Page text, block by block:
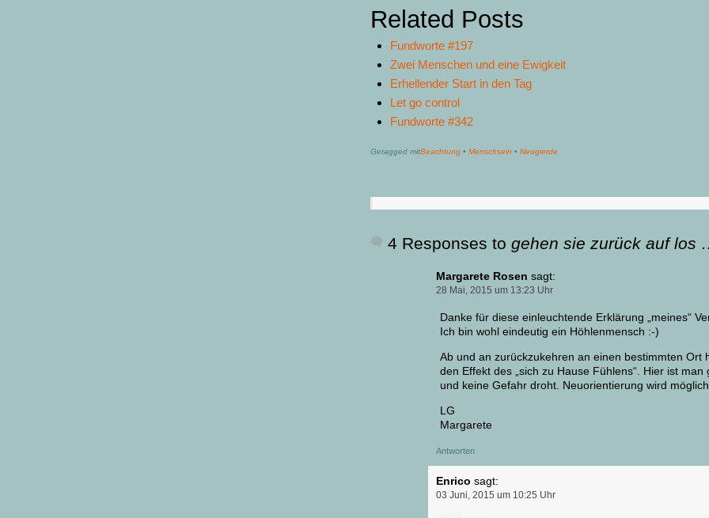
Related Posts
Fundworte #197
Zwei Menschen und eine Ewigkeit
Erhellender Start in den Tag
Let go control
Fundworte #342
Getagged mitBeachtung • Menschsein • Neugierde
4 Responses to gehen sie zurück auf los
Margarete Rosen sagt:
28 Mai, 2015 um 13:23 Uhr
Danke für diese einleuchtende Erklärung „meines“
Ich bin wohl eindeutig ein Höhlenmensch :-)
Ab und an zurückzukehren an einen bestimmten Ort
den Effekt des „sich zu Hause Fühlens“. Hier ist man
und keine Gefahr droht. Neuorientierung wird möglich.
LG
Margarete
Antworten
Enrico sagt:
03 Juni, 2015 um 10:25 Uhr